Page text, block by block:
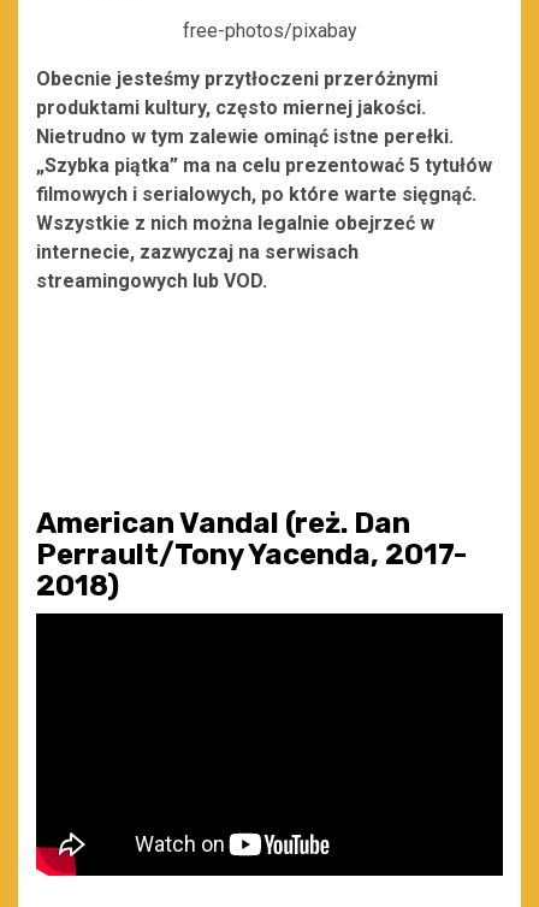
free-photos/pixabay
Obecnie jesteśmy przytłoczeni przeróżnymi
produktami kultury, często miernej jakości.
Nietrudno w tym zalewie ominąć istne perełki.
„Szybka piątka” ma na celu prezentować 5 tytułów
filmowych i serialowych, po które warte sięgnąć.
Wszystkie z nich można legalnie obejrzeć w
internecie, zazwyczaj na serwisach
streamingowych lub VOD.
American Vandal (reż. Dan
Perrault/Tony Yacenda, 2017-
2018)